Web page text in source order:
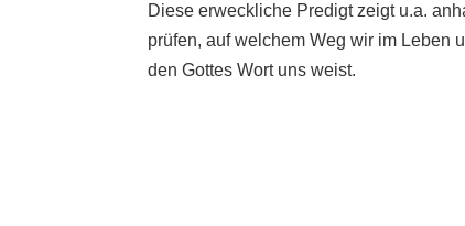
Diese erweckliche Predigt zeigt u.a.
prüfen, auf welchem Weg wir im Leben
den Gottes Wort uns weist.